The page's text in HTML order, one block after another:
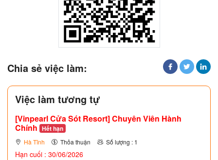
Chia sẻ việc làm:
Việc làm tương tự
[Vinpearl Cửa Sót Resort] Chuyên Viên Hành
Chính Hết hạn
Hà Tĩnh Thỏa thuận Số lượng : 1
Hạn cuối : 30/06/2026